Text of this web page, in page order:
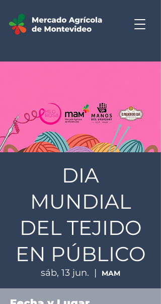
DIA
MUNDIAL
DEL TEJIDO
EN PÚBLICO
sáb, 13 jun.
  |
MAM